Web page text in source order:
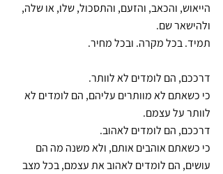
הייאוש, והכאב, והזעם, והתסכול, שלו, או שלה,
ולהישאר שם.
תמיד. בכל מקרה. ובכל מחיר.
דרככם, הם לומדים לא לוותר.
כי כשאתם לא מוותרים עליהם, הם לומדים לא
לוותר על עצמם.
דרככם, הם לומדים לאהוב.
כי כשאתם אוהבים אותם, ולא משנה מה הם
עושים, הם לומדים לאהוב את עצמם, בכל מצב